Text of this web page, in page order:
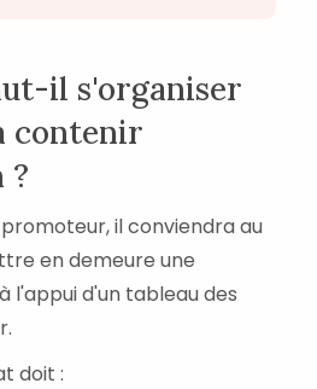
il s'organiser
contenir
?
il conviendra au
en demeure une
l'appui d'un tableau des
doit :